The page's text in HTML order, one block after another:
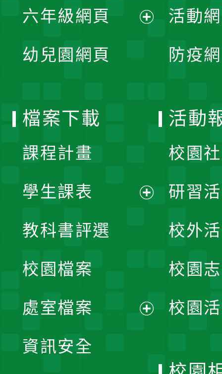
單
選
開
六年級網頁
幼兒園網頁
活動
防疫
檔案下載
課程計畫
學生課表
單
教科書評選
校園檔案
處室檔案
資訊安全
活動
校園
研習
校外
校園
校園